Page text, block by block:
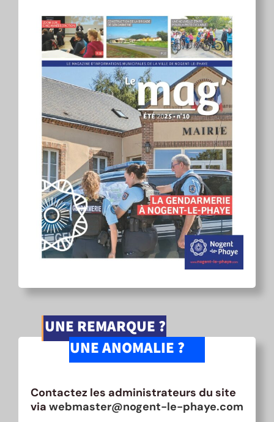
UNE REMARQUE ?
UNE ANOMALIE ?
Contactez les administrateurs du site
via webmaster@nogent-le-phaye.com